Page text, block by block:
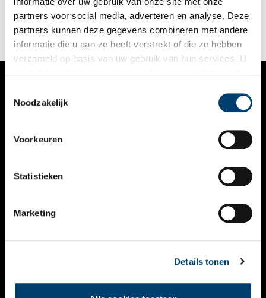
partners voor social media, adverteren en analyse. Deze
partners kunnen deze gegevens combineren met andere
informatie die u aan ze heeft verstrekt of die ze hebben
verzameld op basis van uw gebruik van hun services. U
Noodzakelijk
Voorkeuren
Statistieken
Marketing
Details tonen
vanuit ICOM; de International Council of Museums. Elk jaar
krijgt een ander museum de eer om het evenement te mogen
hosten. Na onder andere Moskou (2015), Mexico City (2017),
Kyoto (2020), Recife (2022), Taipei (2023) en New York (2023)
is het nu de beurt aan Amsterdam.
8 min
VERHALEN
KALENDER
THEMA’S
VIDEO’S
CONTACT